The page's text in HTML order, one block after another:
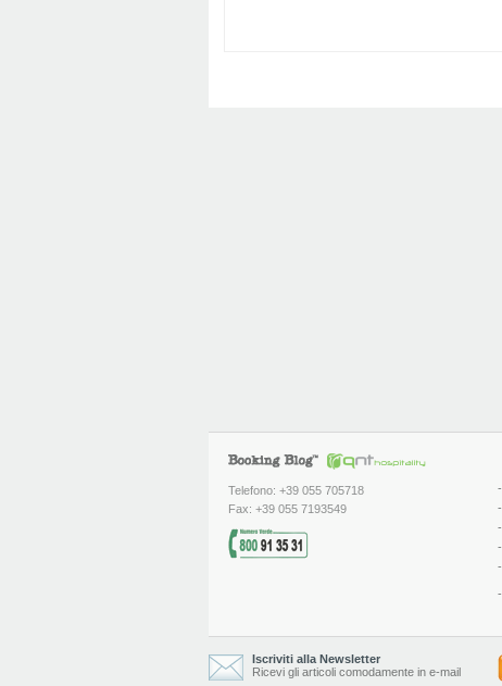
Telefono: +39 055 705718
Fax: +39 055 7193549
-
-
-
-
-
-
Iscriviti alla Newsletter
Ricevi gli articoli comodamente in e-mail